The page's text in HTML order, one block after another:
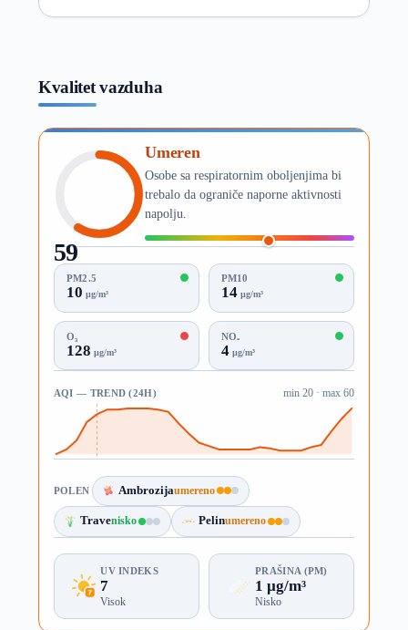
Kvalitet vazduha
59
AQI
Umeren
Osobe sa respiratornim oboljenjima bi
trebalo da ograniče naporne aktivnosti
napolju.
PM2.5
10 µg/m³
PM10
14µg/m³
O₃
128 µg/m³
NO₂
4µg/m³
AQI — TREND (24H) min 20 · max 60
POLEN Ambrozijaumereno
Travenisko Pelinumereno
UV INDEKS
7
Visok
PRAŠINA (PM)
1 µg/m³
Nisko